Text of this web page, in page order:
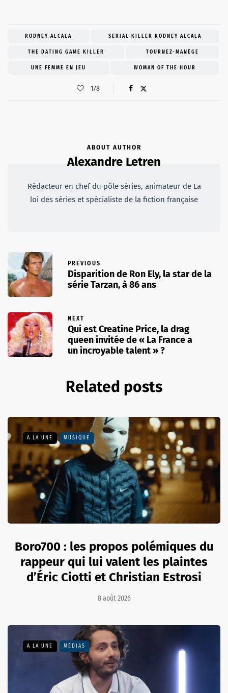
RODNEY ALCALA SERIAL KILLER RODNEY ALCALA
THE DATING GAME KILLER TOURNEZ-MANÈGE
UNE FEMME EN JEU WOMAN OF THE HOUR
178
ABOUT AUTHOR
Alexandre Letren
Rédacteur en chef du pôle séries, animateur de La
loi des séries et spécialiste de la fiction française
PREVIOUS
Disparition de Ron Ely, la star de la
série Tarzan, à 86 ans
NEXT
Qui est Creatine Price, la drag
queen invitée de « La France a
un incroyable talent » ?
Related posts
A LA UNE MUSIQUE
Boro700 : les propos polémiques du
rappeur qui lui valent les plaintes
d’Éric Ciotti et Christian Estrosi
8 août 2026
A LA UNE MÉDIAS